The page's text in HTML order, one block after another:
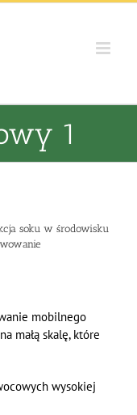
1
soku w środowisku
mobilnego
małą skalę, które
wysokiej